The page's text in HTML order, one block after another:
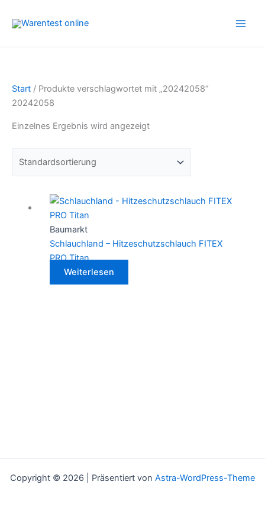
Inhalt
Start / Produkte verschlagwortet mit „20242058“
20242058
Einzelnes Ergebnis wird angezeigt
Baumarkt
Schlauchland – Hitzeschutzschlauch FITEX
PRO Titan
Weiterlesen
Copyright © 2026 | Präsentiert von Astra-WordPress-Theme